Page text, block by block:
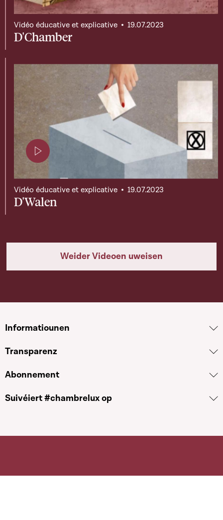
Page contenant une vidéo
D'Chamber
Vidéo éducative et explicative 19.07.2023
Page contenant une vidéo
D'Walen
Vidéo éducative et explicative 19.07.2023
Weider Videoen uweisen
Informatiounen
Transparenz
Abonnement
Suivéiert #chambrelux op